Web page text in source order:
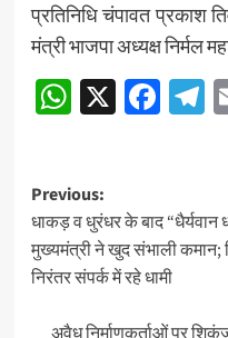
प्रतिनिधि चंपावत प्रकाश
मंत्री भाजपा अध्यक्ष निर्मल
X
Post
navigation
Previous:
धाकड़ व धुरंधर के बाद “धैर्यवान
मुख्यमंत्री ने खुद संभाली कमान;
निरंतर संपर्क में रहे धामी